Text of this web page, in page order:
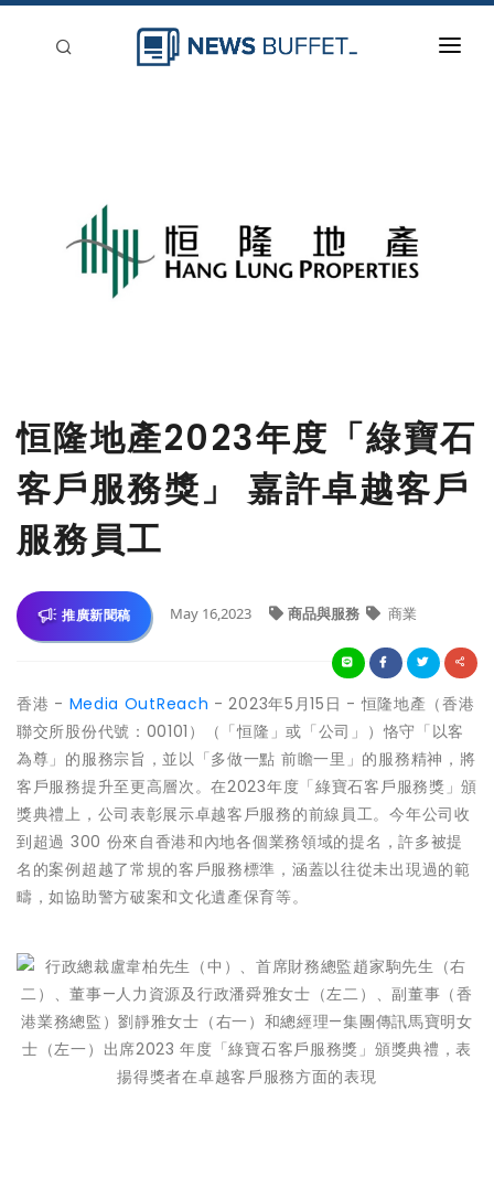
刊登
恒隆地產2023年度「綠寶石
客戶服務獎」 嘉許卓越客戶
服務員工
推廣新聞稿 May 16,2023 商品與服務 商業
香港 - Media OutReach - 2023年5月15日 - 恒隆地產（香港
聯交所股份代號：00101）（「恒隆」或「公司」）恪守「以客
為尊」的服務宗旨，並以「多做一點 前瞻一里」的服務精神，將
客戶服務提升至更高層次。在2023年度「綠寶石客戶服務獎」頒
獎典禮上，公司表彰展示卓越客戶服務的前線員工。今年公司收
到超過 300 份來自香港和內地各個業務領域的提名，許多被提
名的案例超越了常規的客戶服務標準，涵蓋以往從未出現過的範
疇，如協助警方破案和文化遺產保育等。